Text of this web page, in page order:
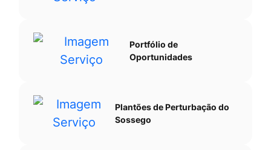
Portfólio de
Oportunidades
Plantões de Perturbação do
Sossego